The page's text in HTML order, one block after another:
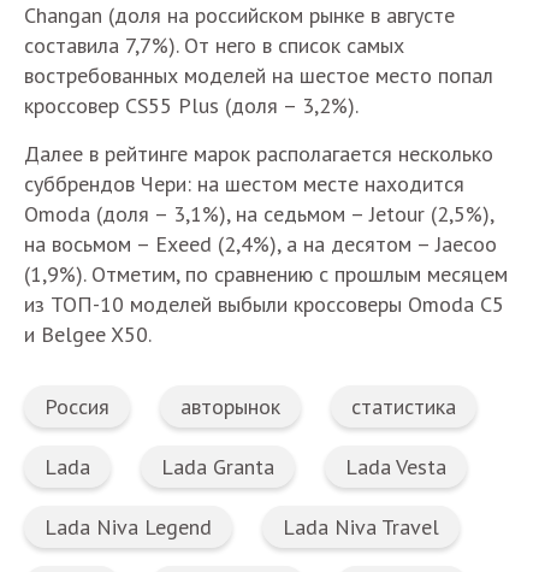
Changan (доля на российском рынке в августе
составила 7,7%). От него в список самых
востребованных моделей на шестое место попал
кроссовер CS55 Plus (доля – 3,2%).
Далее в рейтинге марок располагается несколько
суббрендов Чери: на шестом месте находится
Omoda (доля – 3,1%), на седьмом – Jetour (2,5%),
на восьмом – Exeed (2,4%), а на десятом – Jaecoo
(1,9%). Отметим, по сравнению с прошлым месяцем
из ТОП-10 моделей выбыли кроссоверы Omoda C5
и Belgee X50.
Россия авторынок статистика
Lada Lada Granta Lada Vesta
Lada Niva Legend Lada Niva Travel